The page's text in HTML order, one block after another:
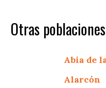
Otras
Abia de
Alarcón